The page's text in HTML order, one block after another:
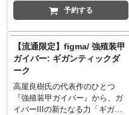
アルティメットエディションの
可動構造を踏襲しつつ、全身新
規造形・新規金型によって構成
した自信作！オプションパーツ
には高周波ソード、差し替え腕
組みパーツ、ユニットGなどが
用意され、さまざまなシチュエ
ーションに対応します。
予約する
【流通限定】figma/ 強殖装甲
ガイバー: ギガンティックダ
ーク
高屋良樹氏の代表作のひとつ
『強殖装甲ガイバー』から、ガ
イバーIIIの新たなる力「ギガン